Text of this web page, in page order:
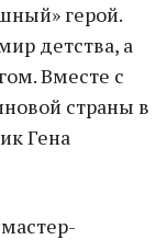
герой.
детства, а
Вместе с
страны в
Гена